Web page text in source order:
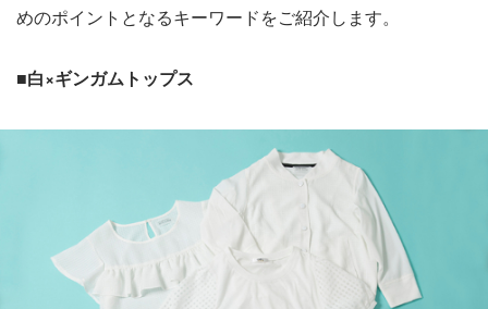
めのポイントとなるキーワードをご紹介します。
■白×ギンガムトップス